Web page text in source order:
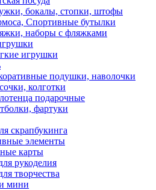
бокалы, стопки, штофы
Спортивные бутылки
наборы с фляжками
игрушки
подушки, наволочки
колготки
подарочные
фартуки
скрапбукинга
элементы
карты
рукоделия
творчества
мини